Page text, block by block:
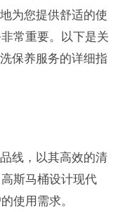
为您提供舒适的使
常重要。以下是关
保养服务的详细指
线，以其高效的清
斯马桶设计现代
使用需求。